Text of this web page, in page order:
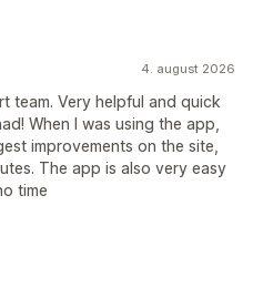
4. august 2026
team. Very helpful and quick
When I was using the app,
improvements on the site,
The app is also very easy
time